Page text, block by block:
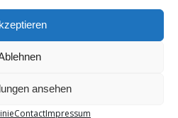
ansehen
ContactImpressum